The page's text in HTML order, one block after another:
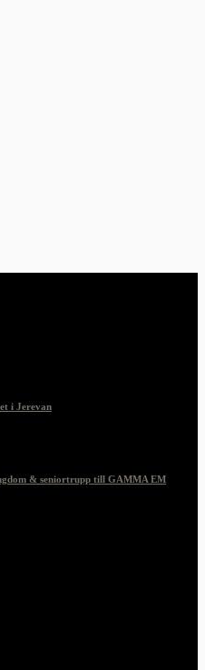
i Jerevan
& seniortrupp till GAMMA EM